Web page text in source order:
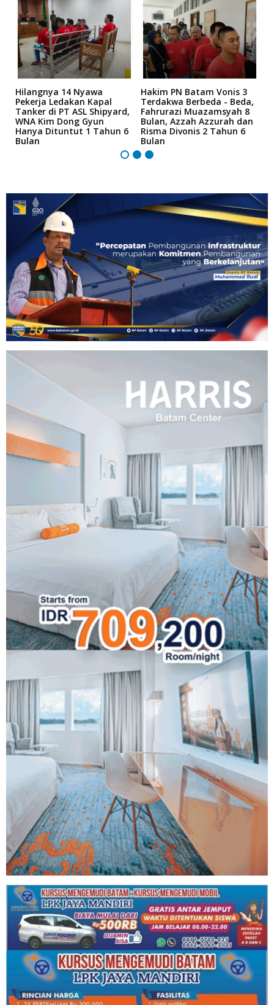
Hilangnya 14 Nyawa
Pekerja Ledakan Kapal
Tanker di PT ASL Shipyard,
WNA Kim Dong Gyun
Hanya Dituntut 1 Tahun 6
Bulan
Hakim PN Batam Vonis 3
Terdakwa Berbeda - Beda,
Fahrurazi Muazamsyah 8
Bulan, Azzah Azzurah dan
Risma Divonis 2 Tahun 6
Bulan